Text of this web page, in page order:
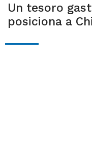
Un tesoro
posiciona a